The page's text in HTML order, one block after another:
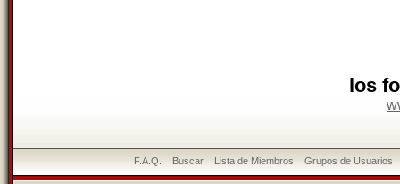
los
F.A.Q. Buscar Lista de Miembros Grupos de Usuarios